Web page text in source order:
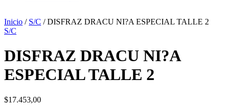
Inicio / S/C / DISFRAZ DRACU NI?A ESPECIAL TALLE 2
S/C
DISFRAZ DRACU NI?A
ESPECIAL TALLE 2
$17.453,00